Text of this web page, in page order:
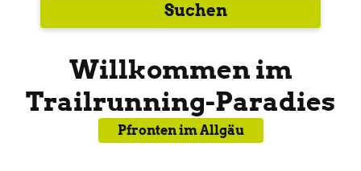
Suchen
Willkommen im
Trailrunning-Paradies
Pfronten im Allgäu